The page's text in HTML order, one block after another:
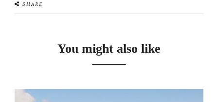
SHARE
You might also like